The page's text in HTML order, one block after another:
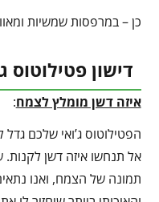
כן – במרפסות שמשיות
דישון פטילוטוס
איזה דשן מומלץ לצמח:
הפטילוטוס ג’ואי שלכם
אל תנחשו איזה דשן לקנות.
תמונה של הצמח, ואנו